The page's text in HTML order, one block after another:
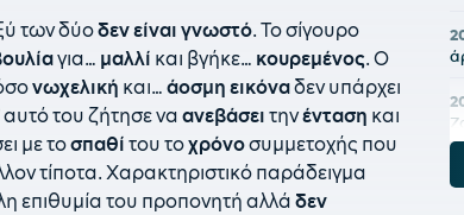
των δύοδεν είναι γνωστό. Το σίγουρο
για… μαλλί και βγήκε… κουρεμένος. Ο
νωχελική και… άοσμη εικόναδεν υπάρχει
αυτό του ζήτησε ναανεβάσει τηνένταση και
με τοσπαθί του τοχρόνοσυμμετοχής που
τίποτα. Χαρακτηριστικό παράδειγμα
επιθυμία του προπονητή αλλά δεν